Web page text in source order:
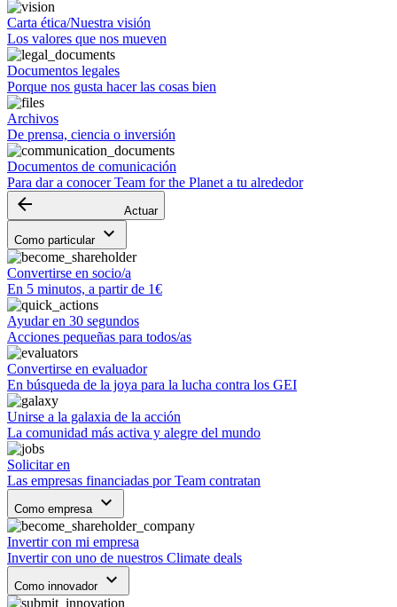
Carta ética/Nuestra visión
Los valores que nos mueven
Documentos legales
Porque nos gusta hacer las cosas bien
Archivos
De prensa, ciencia o inversión
Documentos de comunicación
Para dar a conocer Team for the Planet a tu alrededor
arrow_backward Actuar
Como particular keyboard_arrow_down
Convertirse en socio/a
En 5 minutos, a partir de 1€
Ayudar en 30 segundos
Acciones pequeñas para todos/as
Convertirse en evaluador
En búsqueda de la joya para la lucha contra los GEI
Unirse a la galaxia de la acción
La comunidad más activa y alegre del mundo
Solicitar en
Las empresas financiadas por Team contratan
Como empresa keyboard_arrow_down
Invertir con mi empresa
Invertir con uno de nuestros Climate deals
Como innovador keyboard_arrow_down